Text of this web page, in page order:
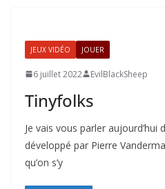
JEUX VIDÉO JOUER
6 juillet 2022 EvilBlackSheep
Tinyfolks
Je vais vous parler
développé par Pierre
qu’on s’y